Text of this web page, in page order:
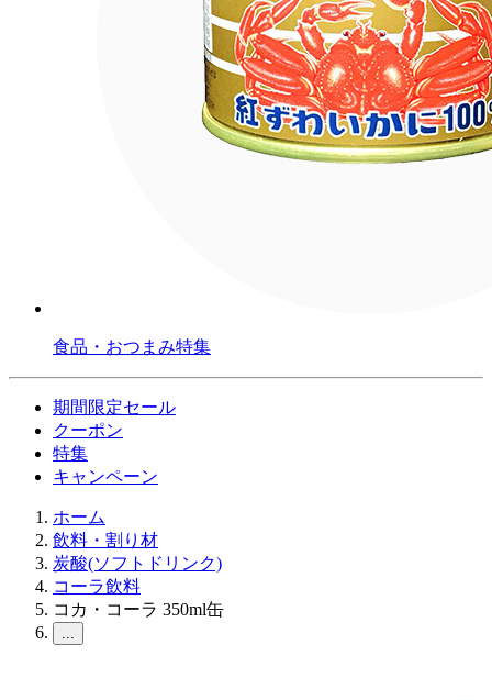
食品・おつまみ特集
期間限定セール
クーポン
特集
キャンペーン
ホーム
飲料・割り材
炭酸(ソフトドリンク)
コーラ飲料
コカ・コーラ 350ml缶
...